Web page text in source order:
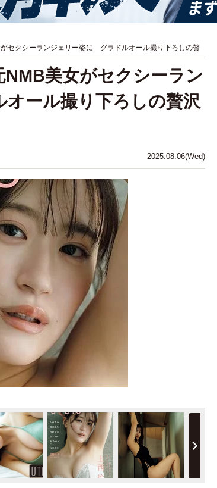
セクシーランジェリー姿に グラドルオール撮り下ろしの贅
2025.08.06(Wed)
美女がセクシーラン
ール撮り下ろしの贅沢